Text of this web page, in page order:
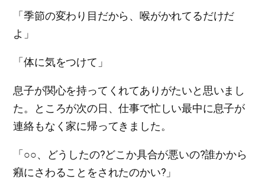
「季節の変わり目だから、喉がかれてるだけだ
よ」
「体に気をつけて」
息子が関心を持ってくれてありがたいと思いまし
た。ところが次の日、仕事で忙しい最中に息子が
連絡もなく家に帰ってきました。
「○○、どうしたの?どこか具合が悪いの?誰かから
癪にさわることをされたのかい?」